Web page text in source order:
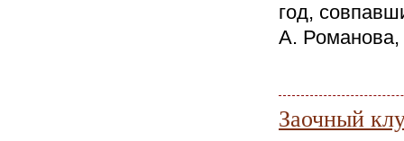
год,
А.
Заочный